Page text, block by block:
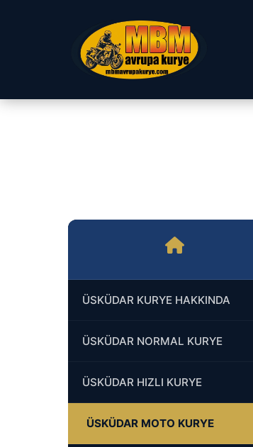
ÜSKÜDAR KURYE HAKKINDA
ÜSKÜDAR NORMAL KURYE
ÜSKÜDAR HIZLI KURYE
ÜSKÜDAR MOTO KURYE